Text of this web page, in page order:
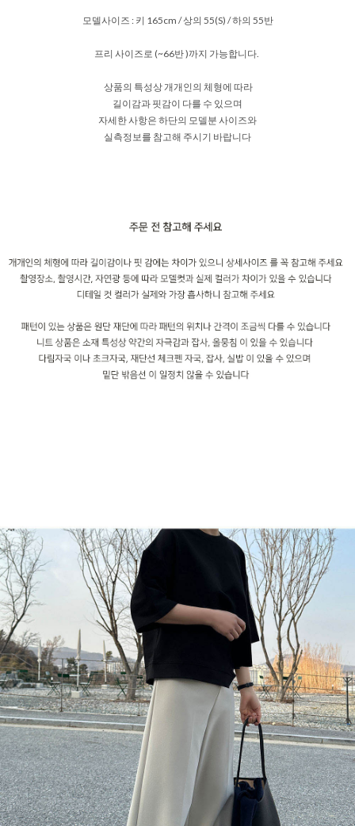
모델사이즈 : 키 165cm / 상의 55(S) / 하의 55반
프리 사이즈로 (~66반 )까지 가능합니다.
상품의 특성상 개개인의 체형에 따라
길이감과 핏감이 다를 수 있으며
자세한 사항은 하단의 모델분 사이즈와
실측정보를 참고해 주시기 바랍니다